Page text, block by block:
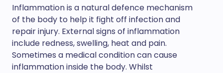
Inflammation is a natural defence mechanism
of the body to help it fight off infection and
repair injury. External signs of inflammation
include redness, swelling, heat and pain.
Sometimes a medical condition can cause
inflammation inside the body. Whilst